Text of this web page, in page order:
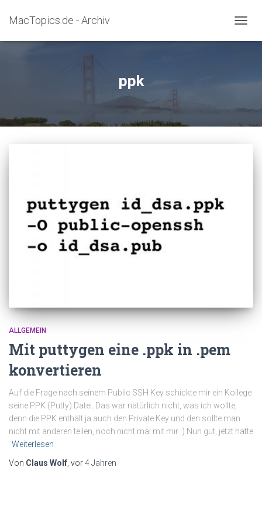
MacTopics.de - Archiv
ppk
ALLGEMEIN
Mit puttygen eine .ppk in .pem
konvertieren
Auf die Frage nach seinem Public SSH Key schickte mir ein Kollege
seine PPK (Putty) Datei. Das war natürlich nicht, was ich wollte,
denn die PPK enthält ja auch den Private Key und den sollte man
nicht mit anderen teilen, noch nicht mal mit mir :) Nun gut, jetzt hatte
Weiterlesen
Von Claus Wolf , vor4 Jahren